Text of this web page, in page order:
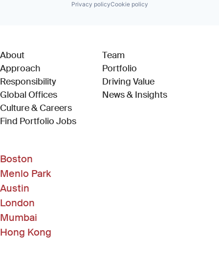
Privacy policyCookie policy
About
Approach
Responsibility
Global Offices
Culture & Careers
Find Portfolio Jobs(Link opens in new window)
Team
Portfolio
Driving Value
News & Insights
Boston
Menlo Park
Austin
London
Mumbai
Hong Kong